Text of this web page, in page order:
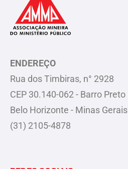
ENDEREÇO
Rua dos Timbiras, n° 2928
CEP 30.140-062 - Barro Preto
Belo Horizonte - Minas Gerais
(31) 2105-4878